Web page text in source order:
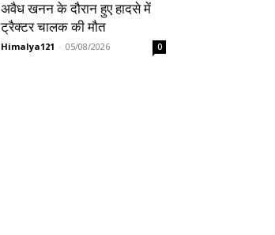
अवैध खनन के दौरान हुए हादसे में
ट्रैक्टर चालक की मौत
Himalya121 - 05/08/2026 0